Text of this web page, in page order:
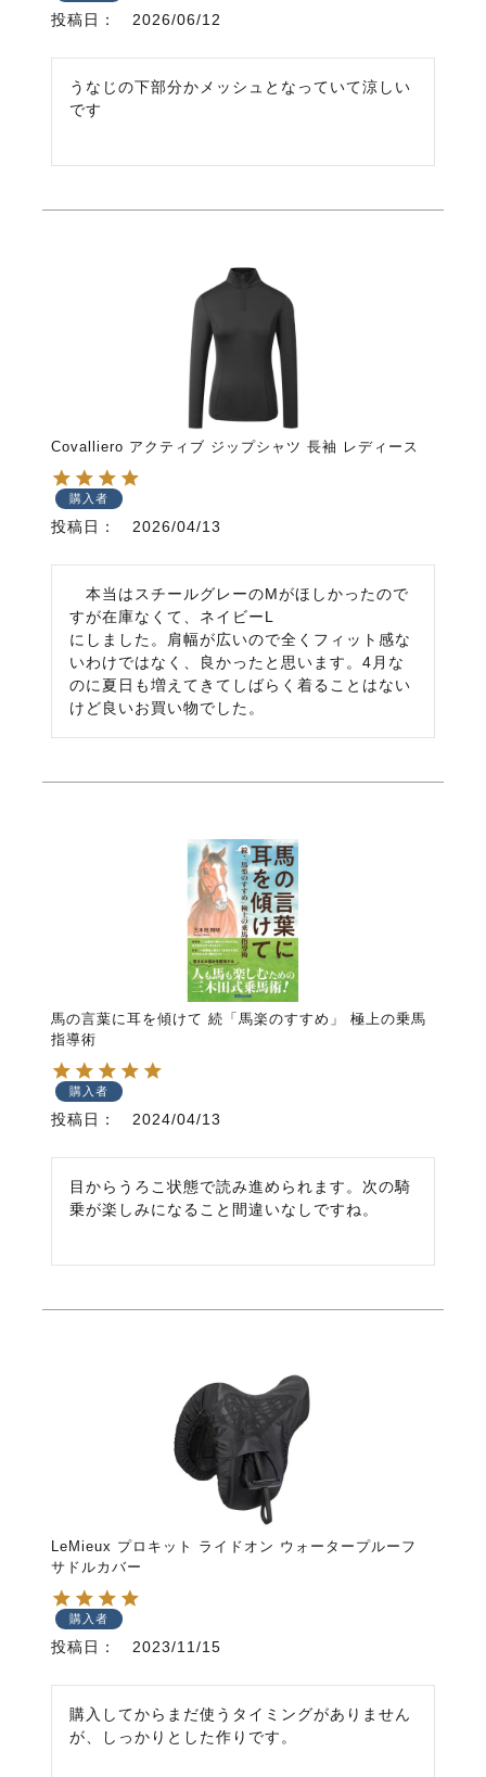
投稿日 2026/06/12
うなじの下部分かメッシュとなっていて涼しい
です
Covalliero アクティブ ジップシャツ 長袖 レディース
購入者
投稿日 2026/04/13
本当はスチールグレーのMがほしかったので
すが在庫なくて、ネイビーL
にしました。肩幅が広いので全くフィット感な
いわけではなく、良かったと思います。4月な
のに夏日も増えてきてしばらく着ることはない
けど良いお買い物でした。
馬の言葉に耳を傾けて 続「馬楽のすすめ」 極上の乗馬
指導術
購入者
投稿日 2024/04/13
目からうろこ状態で読み進められます。次の騎
乗が楽しみになること間違いなしですね。
LeMieux プロキット ライドオン ウォータープルーフ
サドルカバー
購入者
投稿日 2023/11/15
購入してからまだ使うタイミングがありません
が、しっかりとした作りです。